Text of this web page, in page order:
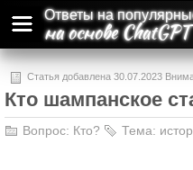
Ответы на
на основе ChatGPT
Статья добавлена 30.07.2023
и может содержать ошибки и
Кто шампанское
Вопрос: Кто? Тема: